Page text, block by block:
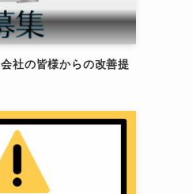
社の皆様からの改善提